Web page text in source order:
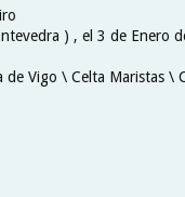
) , el 3 de Enero
de Vigo \ Celta Maristas \